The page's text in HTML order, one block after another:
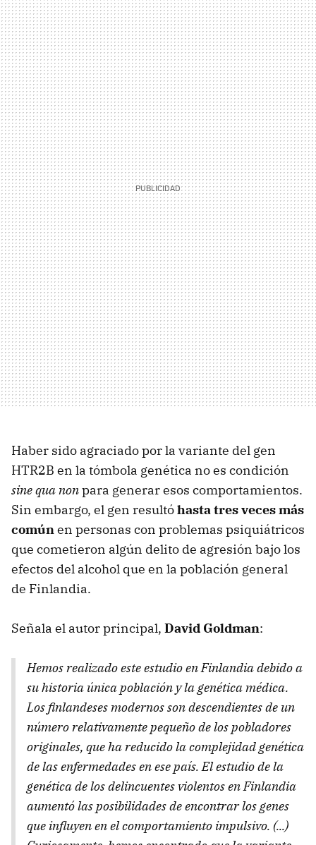
Haber sido agraciado por la variante del gen
HTR2B en la tómbola genética no es condición
sine qua nonpara generar esos comportamientos.
Sin embargo, el gen resultóhasta tres veces más
comúnen personas con problemas psiquiátricos
que cometieron algún delito de agresión bajo los
efectos del alcohol que en la población general
de Finlandia.
Señala el autor principal, David Goldman:
Hemos realizado este estudio en Finlandia debido a
su historia única población y la genética médica.
Los finlandeses modernos son descendientes de un
número relativamente pequeño de los pobladores
originales, que ha reducido la complejidad genética
de las enfermedades en ese país. El estudio de la
genética de los delincuentes violentos en Finlandia
aumentó las posibilidades de encontrar los genes
que influyen en el comportamiento impulsivo. (...)